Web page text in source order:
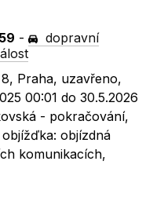
-
dopravní
Praha, uzavřeno,
00:01 do 30.5.2026
- pokračování,
objízdná
komunikacích,